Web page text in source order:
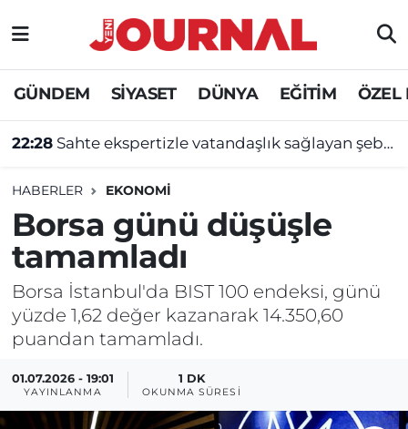
GÜNDEM SİYASET DÜNYA EĞİTİM ÖZEL
22:28 Sahte ekspertizle vatandaşlık sağlayan şebekeye operasyon
HABERLER EKONOMİ
Borsa günü düşüşle
tamamladı
Borsa İstanbul'da BIST 100 endeksi, günü
yüzde 1,62 değer kazanarak 14.350,60
puandan tamamladı.
01.07.2026 - 19:01
YAYINLANMA
1 DK
OKUNMA SÜRESI
GÜNDEM
SİYASET
EĞİTİM
ÖZEL HABER
Nöbetçi Eczaneler
Hava Durumu
Süper Lig Puan Durumu ve Fikstür
Tüm Manşetler
Son Dakika Haberleri
Haber Arşivi